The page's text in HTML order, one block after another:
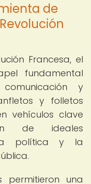
de
Francesa, el
fundamental
y
y folletos
vehículos clave
de ideales
política y la
permitieron una